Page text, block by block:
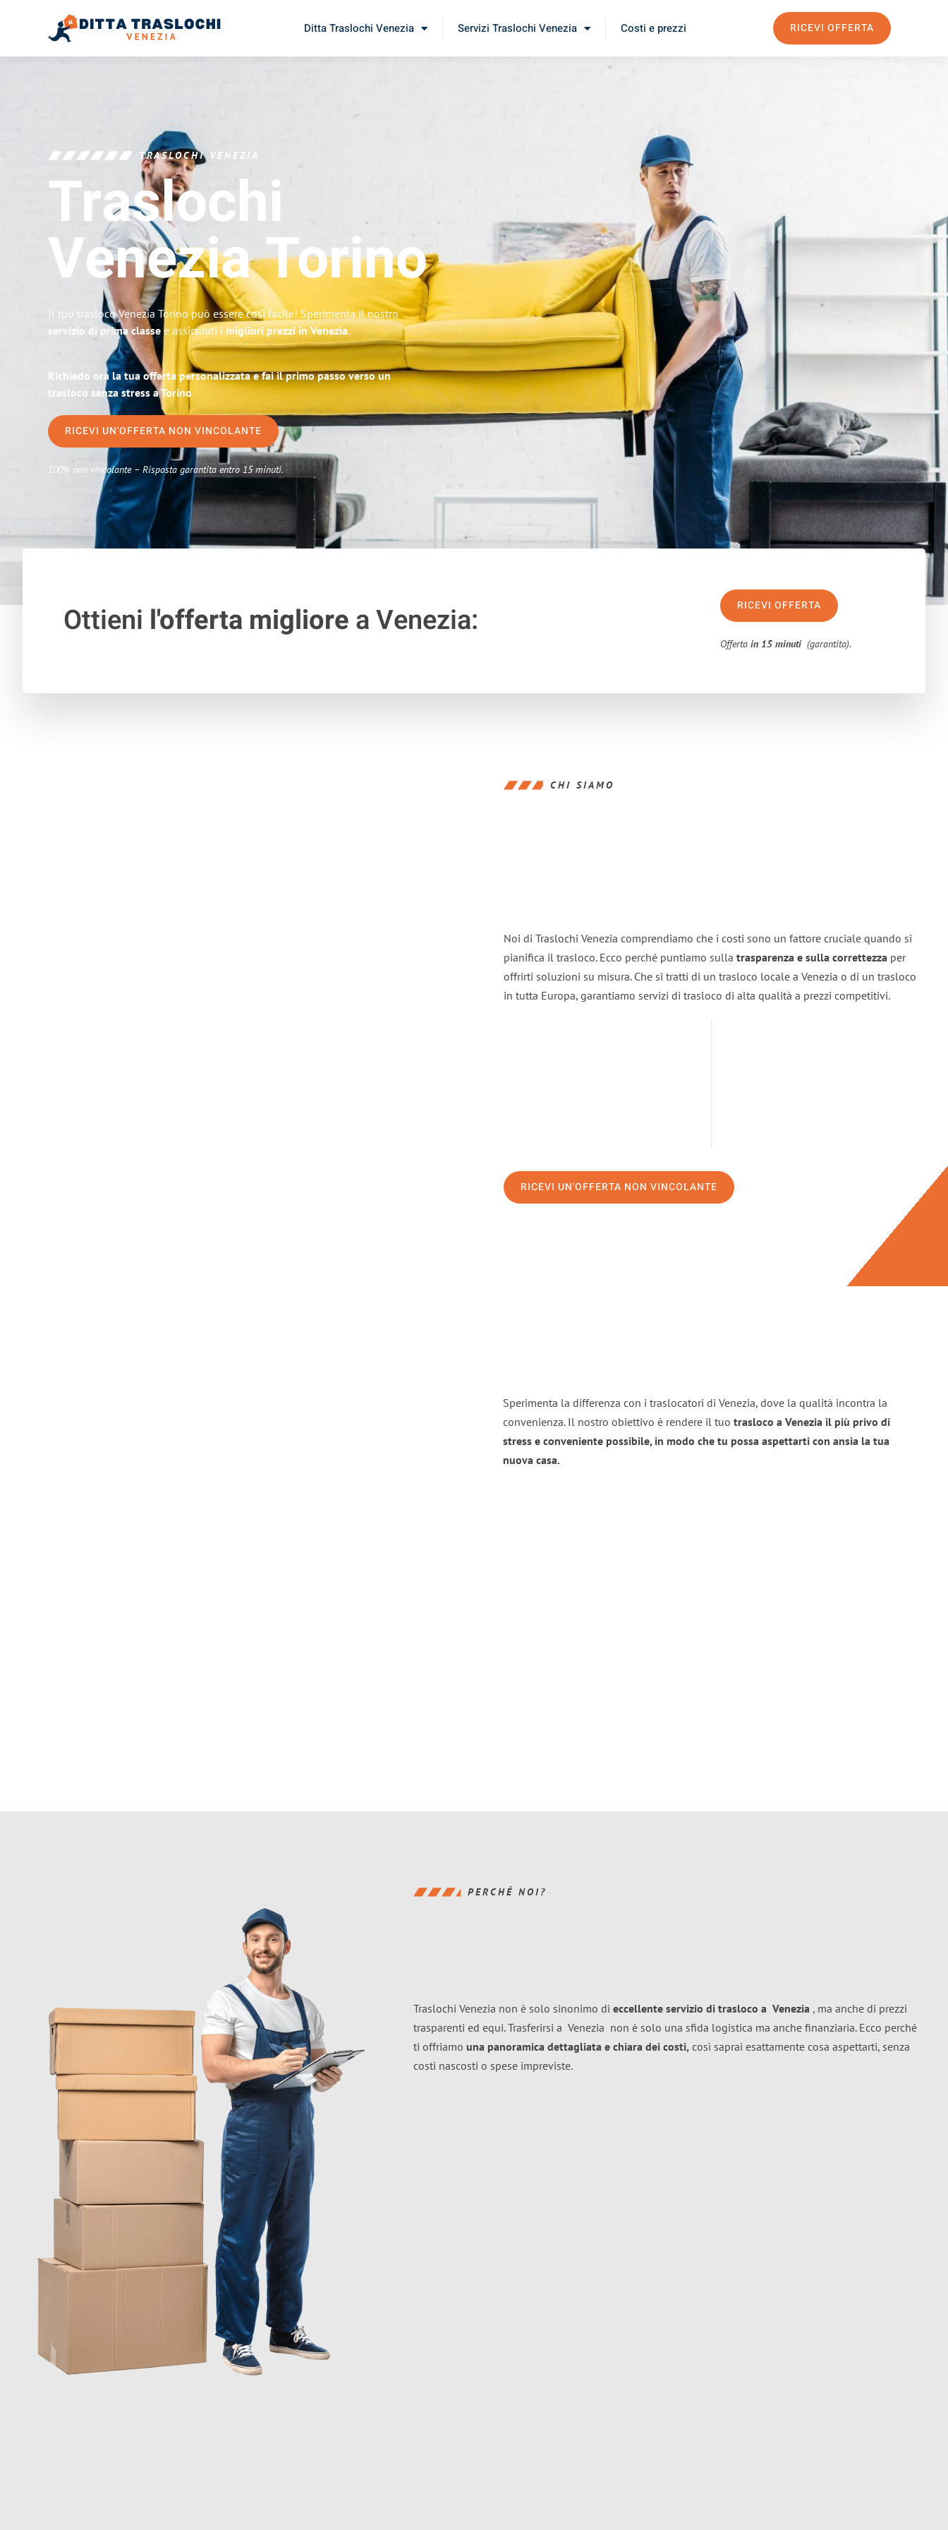
Ditta Traslochi Venezia Servizi Traslochi Venezia Costi e prezzi RICEVI OFFERTA
TRASLOCHI VENEZIA
Traslochi
VeneziaTorino
Il tuo trasloco Venezia Torino può essere così facile! Sperimenta il nostro
servizio di prima classe e assicurati i migliori prezzi in Venezia.
Richiedo ora la tua offerta personalizzata e fai il primo passo verso un
trasloco senza stress a Torino
RICEVI UN'OFFERTA NON VINCOLANTE
100% non vincolante – Risposta garantita entro 15 minuti.
Ottieni l'offerta migliorea Venezia: RICEVI OFFERTA
Offertain 15 minuti (garantita).
CHI SIAMO
Noi di Traslochi Venezia comprendiamo che i costi sono un fattore cruciale quando si
pianifica il trasloco. Ecco perché puntiamo sulla trasparenza e sulla correttezza per
offrirti soluzioni su misura. Che si tratti di un trasloco locale a Venezia o di un trasloco
in tutta Europa, garantiamo servizi di trasloco di alta qualità a prezzi competitivi.
RICEVI UN'OFFERTA NON VINCOLANTE
Sperimenta la differenza con i traslocatori di Venezia, dove la qualità incontra la
convenienza. Il nostro obiettivo è rendere il tuo trasloco a Venezia il più privo di
stress e conveniente possibile, in modo che tu possa aspettarti con ansia la tua
nuova casa.
PERCHÉ NOI?
Traslochi Venezia non è solo sinonimo di eccellente servizio di trasloco a Venezia , ma anche di prezzi
trasparenti ed equi. Trasferirsi a Venezia non è solo una sfida logistica ma anche finanziaria. Ecco perché
ti offriamo una panoramica dettagliata e chiara dei costi, così saprai esattamente cosa aspettarti, senza
costi nascosti o spese impreviste.